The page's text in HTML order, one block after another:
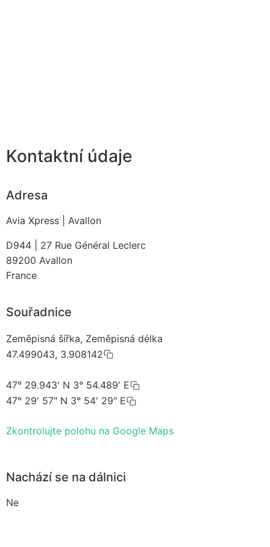
Kontaktní údaje
Adresa
Avia Xpress | Avallon
D944 | 27 Rue Général Leclerc
89200 Avallon
France
Souřadnice
Zeměpisná šířka, Zeměpisná délka
47.499043, 3.908142
47° 29.943' N 3° 54.489' E
47° 29' 57" N 3° 54' 29" E
Zkontrolujte polohu na Google Maps
Nachází se na dálnici
Ne